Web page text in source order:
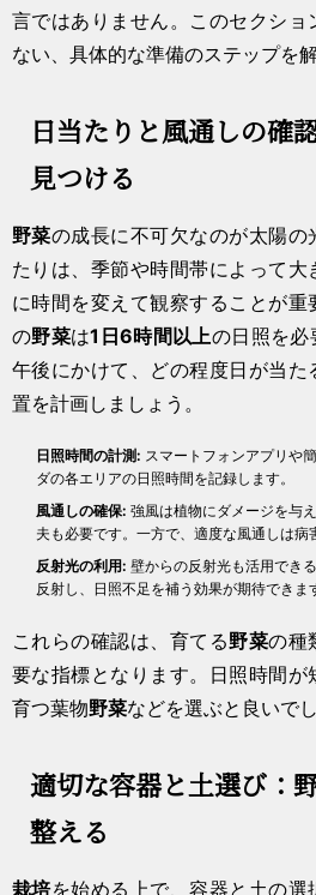
言ではありません。このセクショ
ない、具体的な準備のステップを解
日当たりと風通しの確
見つける
野菜の成長に不可欠なのが太陽の
たりは、季節や時間帯によって
に時間を変えて観察することが重
の野菜は1日6時間以上の日照を必
午後にかけて、どの程度日が当
置を計画しましょう。
日照時間の計測: スマートフォンアプリや
ダの各エリアの日照時間を記録します。
風通しの確保: 強風は植物にダメージを与
夫も必要です。一方で、適度な風通しは病
反射光の利用: 壁からの反射光も活用でき
反射し、日照不足を補う効果が期待できま
これらの確認は、育てる野菜の種
要な指標となります。日照時間が
育つ葉物野菜などを選ぶと良いでし
適切な容器と土選び：
整える
栽培を始める上で、容器と土の選